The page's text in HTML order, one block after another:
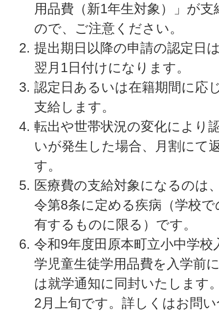
用品費（新1年生対象）」が
ので、ご注意ください。
提出期日以降の申請の認定日
翌月1日付けになります。
認定日あるいは在籍期間に応
支給します。
転出や世帯状況の変化により
いが発生した場合、月割にて
す。
医療費の支給対象になるのは
令第8条に定める疾病（学校
有するものに限る）です。
令和9年度田原本町立小中学校
学児童生徒学用品費を入学前
は就学通知に同封いたします
2月上旬です。詳しくはお問